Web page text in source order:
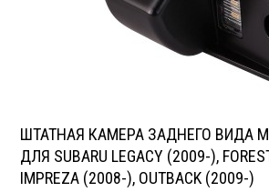
ШТАТНАЯ КАМЕРА ЗАДНЕГО ВИДА
ДЛЯ SUBARU LEGACY (2009-),
IMPREZA (2008-), OUTBACK (2009-)